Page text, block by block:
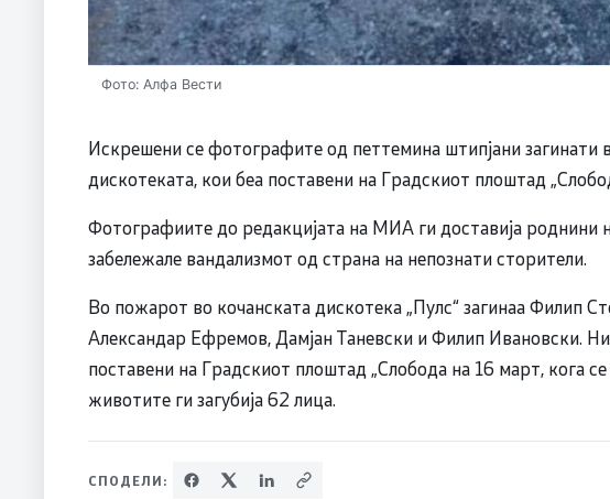
Фото: Алфа Вести
Искрешени се фотографите од петтемина штипјани загинати
дискотеката, кои беа поставени на Градскиот плоштад
Фотографиите до редакцијата на МИА ги доставија роднини
забележале вандализмот од страна на непознати сторители.
Во пожарот во кочанската дискотека „Пулс“ загинаа Филип
Александар Ефремов, Дамјан Таневски и Филип Ивановски.
поставени на Градскиот плоштад „Слобода на 16 март, кога се
животите ги загубија 62 лица.
СПОДЕЛИ: